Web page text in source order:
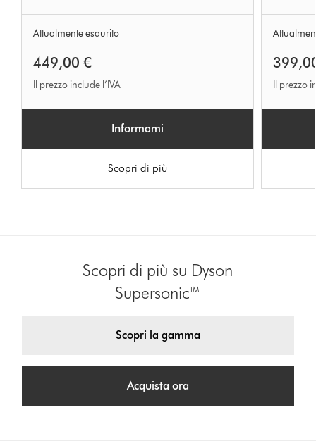
Attualmente esaurito
449,00 €
Il prezzo include l’IVA
Informami
Scopri di più
Il prezzo
Scopri di più su Dyson
Supersonic™
Scopri la gamma
Acquista ora